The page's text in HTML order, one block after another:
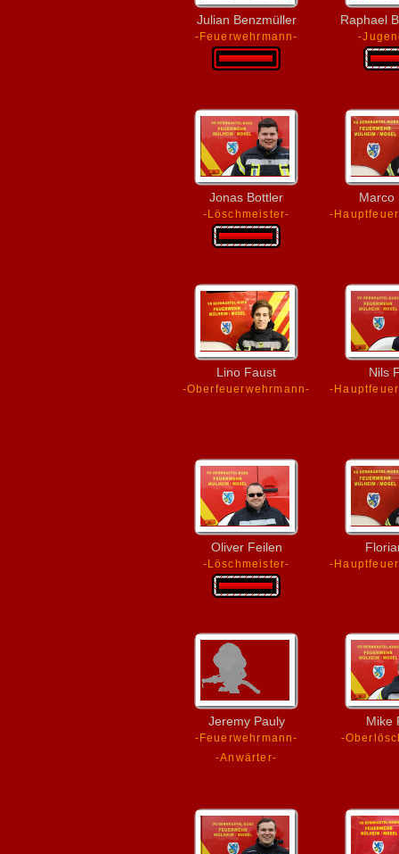
Julian Benzmüller
-Feuerwehrmann-
Raphael
-
Jonas Bottler
-Löschmeister-
Marco
-
Lino Faust
-Oberfeuerwehrmann-
Nils
-
Oliver Feilen
-Löschmeister- -
Jeremy Pauly
-Feuerwehrmann-
-Anwärter-
Mike
-